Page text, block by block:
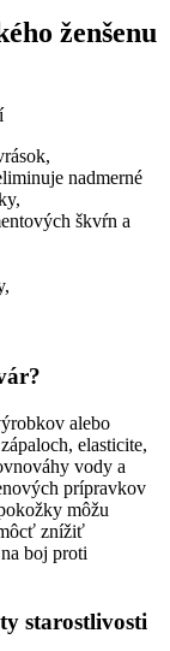
ženšenu
nadmerné
škvŕn a
alebo
elasticite,
vody a
prípravkov
môžu
znížiť
boj proti
starostlivosti